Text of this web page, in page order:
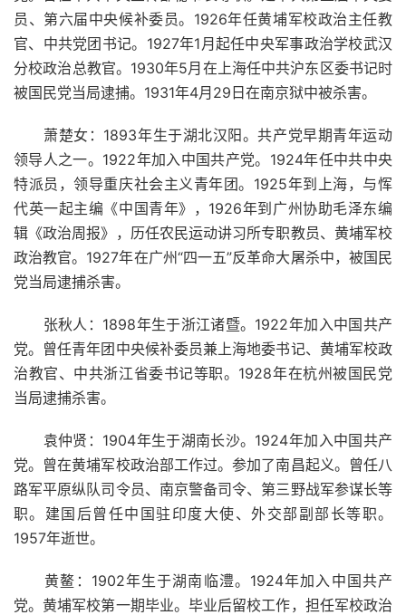
员、第六届中央候补委员。1926年任黄埔军校政治主任教
官、中共党团书记。1927年1月起任中央军事政治学校武汉
分校政治总教官。1930年5月在上海任中共沪东区委书记时
被国民党当局逮捕。1931年4月29日在南京狱中被杀害。
萧楚女：1893年生于湖北汉阳。共产党早期青年运动
领导人之一。1922年加入中国共产党。1924年任中共中央
特派员，领导重庆社会主义青年团。1925年到上海，与恽
代英一起主编《中国青年》，1926年到广州协助毛泽东编
辑《政治周报》，历任农民运动讲习所专职教员、黄埔军校
政治教官。1927年在广州“四一五”反革命大屠杀中，被国民
党当局逮捕杀害。
张秋人：1898年生于浙江诸暨。1922年加入中国共产
党。曾任青年团中央候补委员兼上海地委书记、黄埔军校政
治教官、中共浙江省委书记等职。1928年在杭州被国民党
当局逮捕杀害。
袁仲贤：1904年生于湖南长沙。1924年加入中国共产
党。曾在黄埔军校政治部工作过。参加了南昌起义。曾任八
路军平原纵队司令员、南京警备司令、第三野战军参谋长等
职。建国后曾任中国驻印度大使、外交部副部长等职。
1957年逝世。
黄鳌：1902年生于湖南临澧。1924年加入中国共产
党。黄埔军校第一期毕业。毕业后留校工作，担任军校政治